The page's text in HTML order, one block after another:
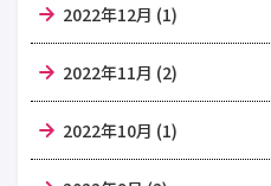
2022年12月 (1)
2022年11月 (2)
2022年10月 (1)